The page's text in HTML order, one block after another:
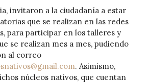
invitaron a la ciudadanía a estar
que se realizan en las redes
para participar en los talleres y
se realizan mes a mes, pudiendo
al correo
. Asimismo,
núcleos nativos, que cuentan